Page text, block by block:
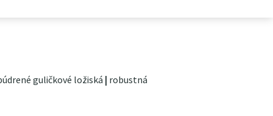
guličkové ložiská | robustná